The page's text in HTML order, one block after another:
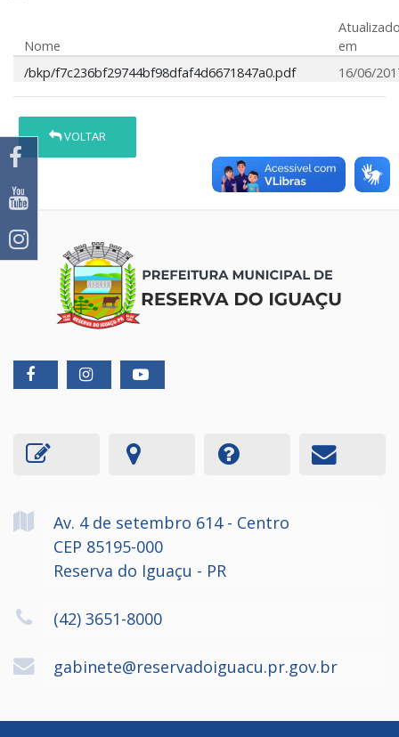
Nome
em
/bkp/f7c236bf29744bf98dfaf4d6671847a0.pdf
16/06/
VOLTAR
Av. 4 de setembro 614 - Centro
CEP 85195-000
Reserva do Iguaçu - PR
(42) 3651-8000
gabinete@reservadoiguacu.pr.gov.br